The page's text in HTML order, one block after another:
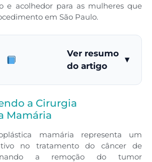
e acolhedor para as mulheres que
em São Paulo.
Ver resumo
do artigo
▾
a Cirurgia
Mamária
mamária representa um
no tratamento do câncer de
a remoção do tumor